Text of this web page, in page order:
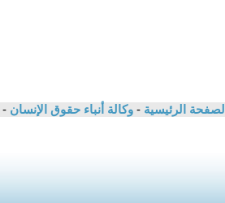
الصفحة الرئيسية - وكالة أنباء حقوق الإنسان -